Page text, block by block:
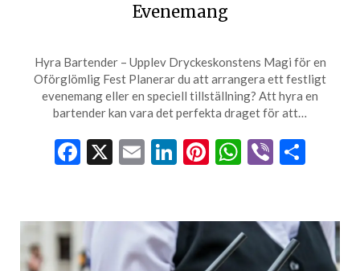
Evenemang
Hyra Bartender – Upplev Dryckeskonstens Magi för en
Oförglömlig Fest Planerar du att arrangera ett festligt
evenemang eller en speciell tillställning? Att hyra en
bartender kan vara det perfekta draget för att…
Facebook
X EmailLinkedIn
Pinterest
WhatsApp
Viber